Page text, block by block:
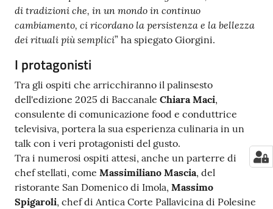
di tradizioni che, in un mondo in continuo
cambiamento, ci ricordano la persistenza e la bellezza
dei rituali più semplici” ha spiegato Giorgini.
I protagonisti
Tra gli ospiti che arricchiranno il palinsesto
dell'edizione 2025 di Baccanale Chiara Maci,
consulente di comunicazione food e conduttrice
televisiva, portera la sua esperienza culinaria in un
talk con i veri protagonisti del gusto.
Tra i numerosi ospiti attesi, anche un parterre di
chef stellati, come Massimiliano Mascia, del
ristorante San Domenico di Imola, Massimo
Spigaroli, chef di Antica Corte Pallavicina di Polesine